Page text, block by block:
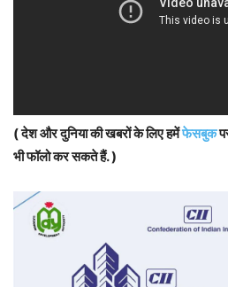
( देश और दुनिया की खबरों के लिए हमेंफेसबुक
भी फॉलो कर सकते हैं. )